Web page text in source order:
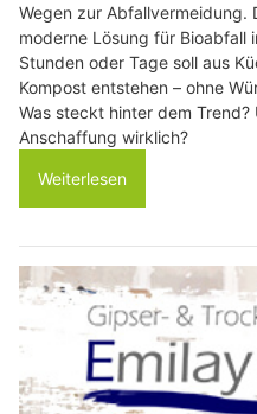
Wegen zur Abfallvermeidung.
moderne Lösung für Bioabfall
Stunden oder Tage soll aus
Kompost entstehen – ohne
Was steckt hinter dem
Anschaffung wirklich?
Weiterlesen